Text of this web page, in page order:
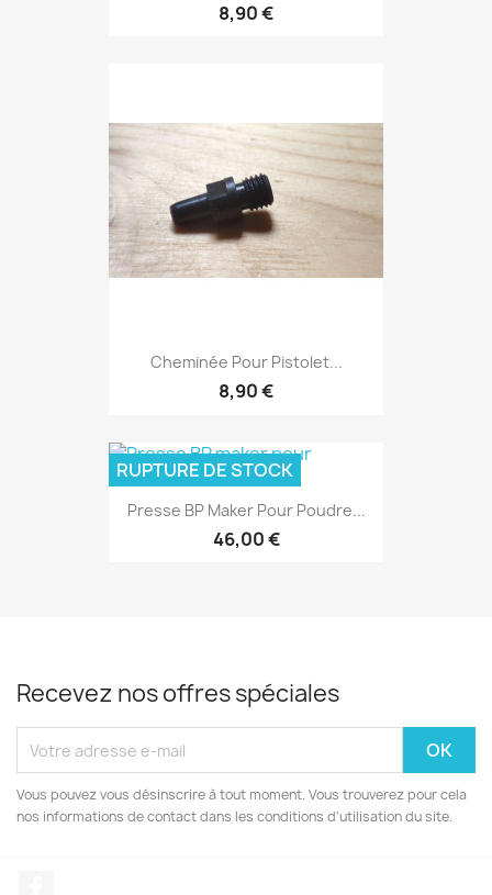
8,90 €
Cheminée Pour Pistolet...
8,90 €
Presse BP Maker Pour Poudre...
46,00 €
RUPTURE DE STOCK
Recevez nos offres spéciales
Vous pouvez vous désinscrire à tout moment. Vous trouverez pour cela
nos informations de contact dans les conditions d'utilisation du site.